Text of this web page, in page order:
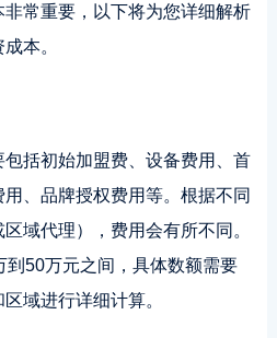
常重要，以下将为您详细解析
本。
括初始加盟费、设备费用、首
、品牌授权费用等。根据不同
域代理），费用会有所不同。
到50万元之间，具体数额需要
域进行详细计算。